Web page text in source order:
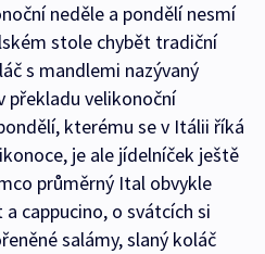
neděle a pondělí nesmí
stole chybět tradiční
s mandlemi nazývaný
překladu velikonoční
kterému se v Itálii říká
je ale jídelníček ještě
průměrný Ital obvykle
cappucino, o svátcích si
salámy, slaný koláč